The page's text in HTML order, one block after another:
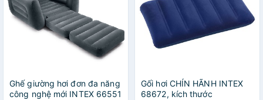
Ghế giường hơi đơn đa năng
công nghệ mới INTEX 66551
Gối hơi CHÍN HÃNH INTEX
68672, kích thước